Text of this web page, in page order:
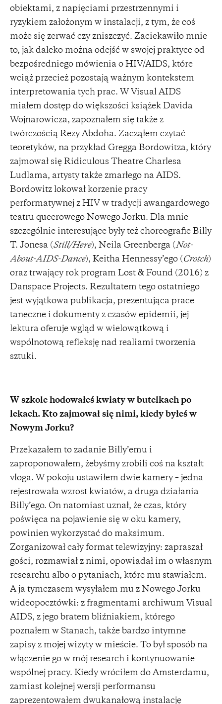
obiektami, z napięciami przestrzennymi i
ryzykiem założonym w instalacji, z tym, że coś
może się zerwać czy zniszczyć. Zaciekawiło mnie
to, jak daleko można odejść w swojej praktyce od
bezpośredniego mówienia o HIV/AIDS, które
wciąż przecież pozostają ważnym kontekstem
interpretowania tych prac. W Visual AIDS
miałem dostęp do większości książek Davida
Wojnarowicza, zapoznałem się także z
twórczością Rezy Abdoha. Zacząłem czytać
teoretyków, na przykład Gregga Bordowitza, który
zajmował się Ridiculous Theatre Charlesa
Ludlama, artysty także zmarłego na AIDS.
Bordowitz lokował korzenie pracy
performatywnej z HIV w tradycji awangardowego
teatru queerowego Nowego Jorku. Dla mnie
szczególnie interesujące były też choreografie Billy
T. Jonesa (Still/Here), Neila Greenberga (Not-
About-AIDS-Dance), Keitha Hennessy’ego (Crotch)
oraz trwający rok program Lost & Found (2016) z
Danspace Projects. Rezultatem tego ostatniego
jest wyjątkowa publikacja, prezentująca prace
taneczne i dokumenty z czasów epidemii, jej
lektura oferuje wgląd w wielowątkową i
wspólnotową refleksję nad realiami tworzenia
sztuki.
W szkole hodowałeś kwiaty w butelkach po
lekach. Kto zajmował się nimi, kiedy byłeś w
Nowym Jorku?
Przekazałem to zadanie Billy’emu i
zaproponowałem, żebyśmy zrobili coś na kształt
vloga. W pokoju ustawiłem dwie kamery – jedna
rejestrowała wzrost kwiatów, a druga działania
Billy’ego. On natomiast uznał, że czas, który
poświęca na pojawienie się w oku kamery,
powinien wykorzystać do maksimum.
Zorganizował cały format telewizyjny: zapraszał
gości, rozmawiał z nimi, opowiadał im o własnym
researchu albo o pytaniach, które mu stawiałem.
A ja tymczasem wysyłałem mu z Nowego Jorku
wideopocztówki: z fragmentami archiwum Visual
AIDS, z jego bratem bliźniakiem, którego
poznałem w Stanach, także bardzo intymne
zapisy z mojej wizyty w mieście. To był sposób na
włączenie go w mój research i kontynuowanie
wspólnej pracy. Kiedy wróciłem do Amsterdamu,
zamiast kolejnej wersji performansu
zaprezentowałem dwukanałową instalację